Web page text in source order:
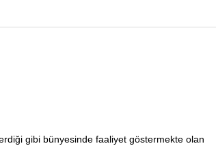
gibi bünyesinde faaliyet göstermekte olan